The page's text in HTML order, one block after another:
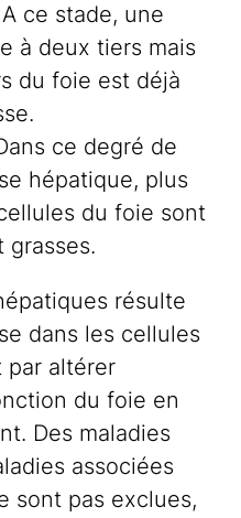
ce stade, une
à deux tiers mais
du foie est déjà
ce degré de
hépatique, plus
du foie sont
grasses.
résulte
dans les cellules
par altérer
du foie en
Des maladies
associées
sont pas exclues,